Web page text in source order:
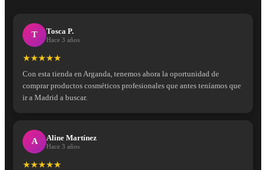
T Tosca P.
Hace 3 años
★★★★★
Con esta tienda en Arganda, tenemos ahora la oportunidad de
comprar productos cosméticos profesionales que antes teníamos que
ir a Madrid a buscar.
A Aline Martínez
Hace 3 años
★★★★★